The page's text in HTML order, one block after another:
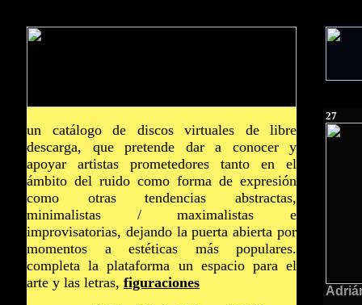
un catálogo de discos virtuales de libre
descarga, que pretende dar a conocer y
apoyar artistas prometedores tanto en el
ámbito del ruido como forma de expresión
como otras tendencias abstractas,
minimalistas / maximalistas e
improvisatorias, dejando la puerta abierta por
momentos a estéticas más populares.
completa la plataforma un espacio para el
arte y las letras, figuraciones
27